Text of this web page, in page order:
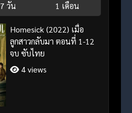
7 วัน 1 เดือน
Homesick (2022) เมื่อ
ลูกสาวกลับมา ตอนที่ 1-12
จบ ซับไทย
4 views